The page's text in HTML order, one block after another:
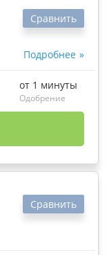
Подробнее
Сравнить
от 1 минуты
Одобрение
Сравнить